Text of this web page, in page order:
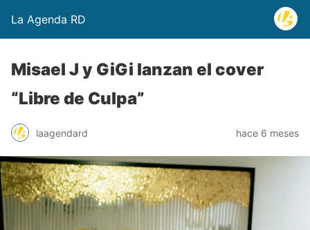
La Agenda RD
Misael J y GiGi lanzan el cover
“Libre de Culpa”
laagendard hace 6 meses